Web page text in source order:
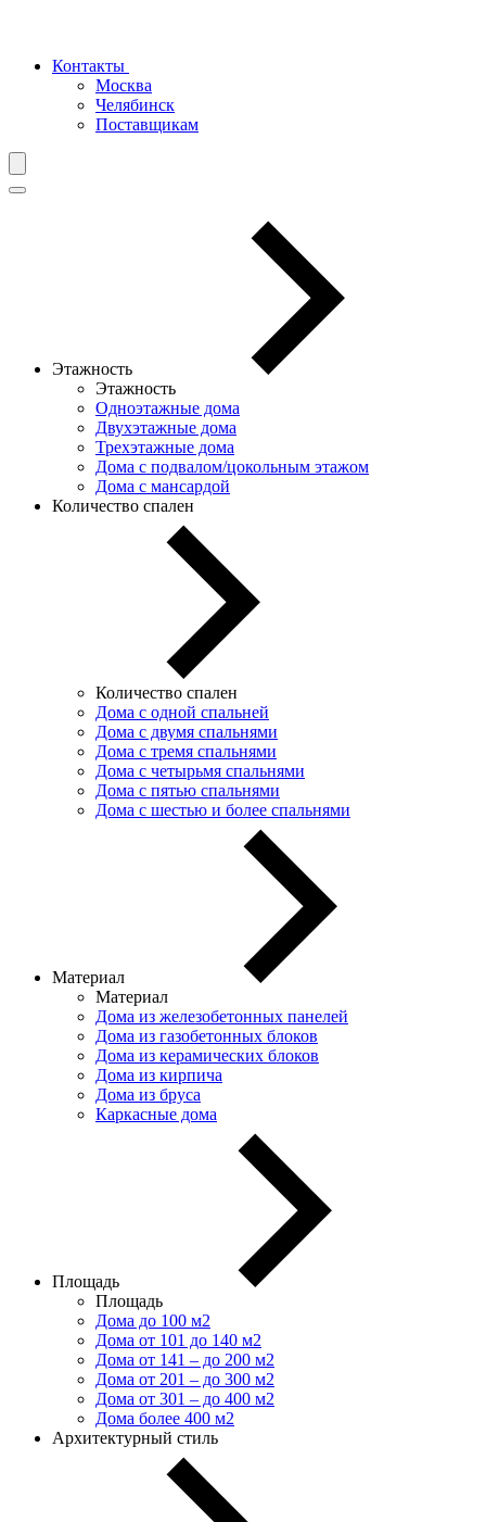
Контакты
Москва
Челябинск
Поставщикам
Этажность
Этажность
Одноэтажные дома
Двухэтажные дома
Трехэтажные дома
Дома с подвалом/цокольным этажом
Дома с мансардой
Количество спален
Количество спален
Дома с одной спальней
Дома с двумя спальнями
Дома с тремя спальнями
Дома с четырьмя спальнями
Дома с пятью спальнями
Дома с шестью и более спальнями
Материал
Материал
Дома из железобетонных панелей
Дома из газобетонных блоков
Дома из керамических блоков
Дома из кирпича
Дома из бруса
Каркасные дома
Площадь
Площадь
Дома до 100 м2
Дома от 101 до 140 м2
Дома от 141 – до 200 м2
Дома от 201 – до 300 м2
Дома от 301 – до 400 м2
Дома более 400 м2
Архитектурный стиль